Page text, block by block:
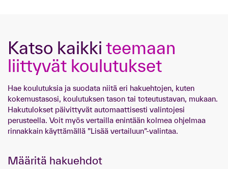
Katso kaikki teemaan
liittyvät koulutukset
Hae koulutuksia ja suodata niitä eri hakuehtojen, kuten
kokemustasosi, koulutuksen tason tai toteutustavan, mukaan.
Hakutulokset päivittyvät automaattisesti valintojesi
perusteella. Voit myös vertailla enintään kolmea ohjelmaa
rinnakkain käyttämällä ”Lisää vertailuun”-valintaa.
Määritä hakuehdot